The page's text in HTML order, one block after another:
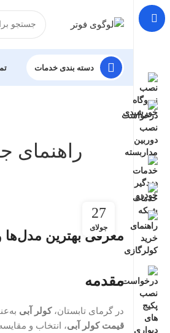
دسته بندی خدمات
راهنمای
27
جولای
معرفی بهترین مدل‌ها و
مقدمه
در گرمای تابستان،کولر آبی
قیمت کولر آبی، انتخاب و